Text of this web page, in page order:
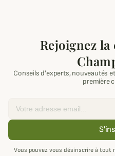
Rejoignez
Conseils d'experts, nouveautés
première
Vous pouvez vous désinscrire à tout